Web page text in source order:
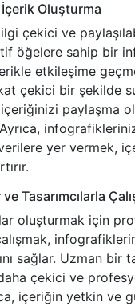
İçerik Oluşturma
çekici ve
öğelere sahip bir
etkileşime
çekici bir şekilde
paylaşma
yer vermek,
Tasarımcılarla
oluşturmak için
sağlar. Uzman bir
çekici ve
içeriğin yetkin ve